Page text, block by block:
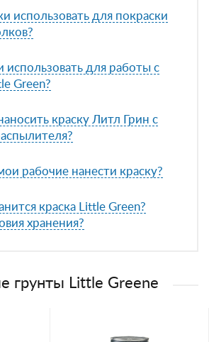
использовать для покраски
использовать для работы с
Green?
краску Литл Грин с
рабочие нанести краску?
краска Little Green?
хранения?
грунты Little Greene